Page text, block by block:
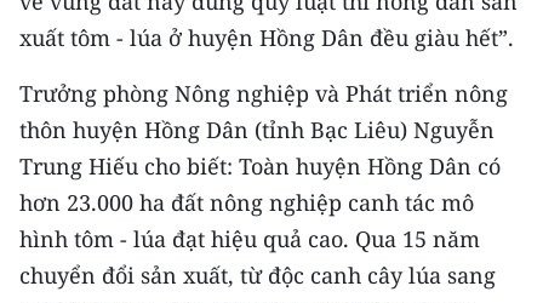
TIN MỚI
TIN ĐỊA PHƯƠNG
Trung du và miền núi phía Bắc
Đồng bằng sông Hồng
Bắc Trung Bộ
xuất tôm - lúa ở huyện Hồng Dân đều giàu hết”.
Trưởng phòng Nông nghiệp và Phát triển nông
thôn huyện Hồng Dân (tỉnh Bạc Liêu) Nguyễn
Trung Hiếu cho biết: Toàn huyện Hồng Dân có
hơn 23.000 ha đất nông nghiệp canh tác mô
hình tôm - lúa đạt hiệu quả cao. Qua 15 năm
chuyển đổi sản xuất, từ độc canh cây lúa sang